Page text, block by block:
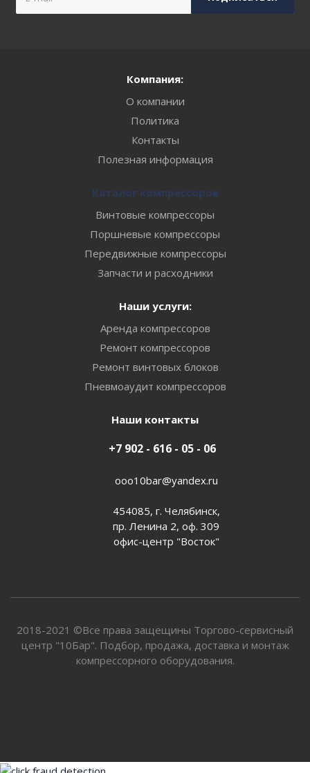
Компания:
О компании
Политика
Контакты
Полезная информация
Каталог компрессоров
Винтовые компрессоры
Поршневые компрессоры
Передвижные компрессоры
Запчасти и расходники
Наши услуги:
Аренда компрессоров
Ремонт компрессоров
Ремонт винтовых блоков
Пневмоаудит компрессоров
Наши контакты
+7 902 - 616 - 05 - 06
ooo10bar@yandex.ru
454085, г. Челябинск,
пр. Ленина 2, оф. 309
офис-центр "Восток"
2018-2021 ©Все права защещины Торгово-сервисный
центр "10Бар". Подбор, продажа, доставка и монтаж
компрессорного оборудования.